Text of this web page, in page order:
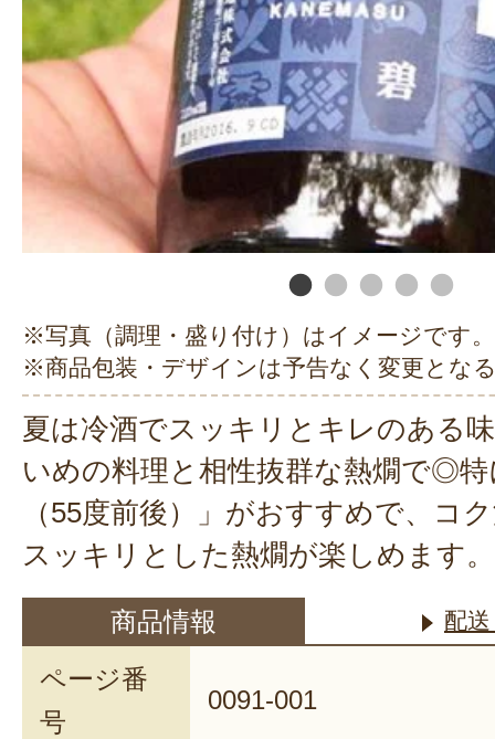
※写真（調理・盛り付け）はイメージです。
※商品包装・デザインは予告なく変更とな
夏は冷酒でスッキリとキレのある
いめの料理と相性抜群な熱燗で◎
（55度前後）」がおすすめで、コ
スッキリとした熱燗が楽しめます。
商品情報 配
ページ番
号
0091-001